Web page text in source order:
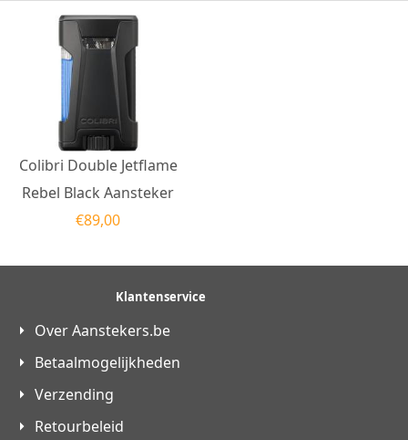
Colibri Double Jetflame
Rebel Black Aansteker
€89,00
Klantenservice
Over Aanstekers.be
Betaalmogelijkheden
Verzending
Retourbeleid